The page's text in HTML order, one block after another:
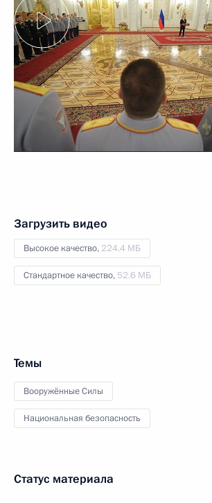
Загрузить видео
Высокое качество, 224.4 МБ
Стандартное качество, 52.6 МБ
Темы
Вооружённые Силы
Национальная безопасность
Статус материала